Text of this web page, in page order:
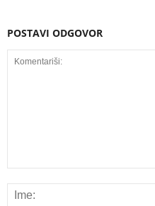
POSTAVI ODGOVOR